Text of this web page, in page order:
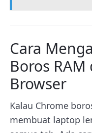
Cara
Boros
Browser
Kalau Chrome
membuat laptop